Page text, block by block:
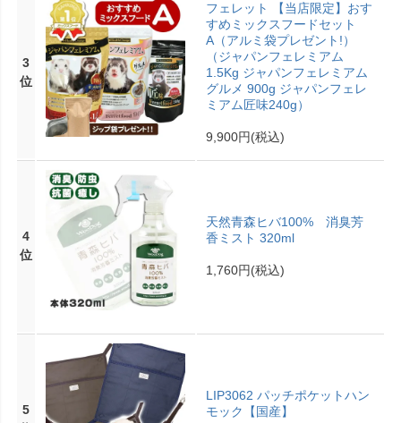
3
位
フェレット 【当店限定】おす
すめミックスフードセット
A（アルミ袋プレゼント!）
（ジャパンフェレミアム
1.5Kg ジャパンフェレミアム
グルメ 900g ジャパンフェレ
ミアム匠味240g）
9,900円(税込)
4
位
天然青森ヒバ100% 消臭芳
香ミスト 320ml
1,760円(税込)
5
LIP3062 パッチポケットハン
モック【国産】